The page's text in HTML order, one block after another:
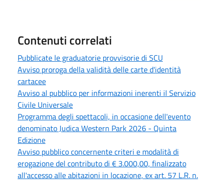
Contenuti correlati
Pubblicate le graduatorie provvisorie di SCU
Avviso proroga della validità delle carte d'identità
cartacee
Avviso al pubblico per informazioni inerenti il Servizio
Civile Universale
Programma degli spettacoli, in occasione dell'evento
denominato Judica Western Park 2026 - Quinta
Edizione
Avviso pubblico concernente criteri e modalità di
erogazione del contributo di € 3.000,00, finalizzato
all'accesso alle abitazioni in locazione, ex art. 57 L.R. n.